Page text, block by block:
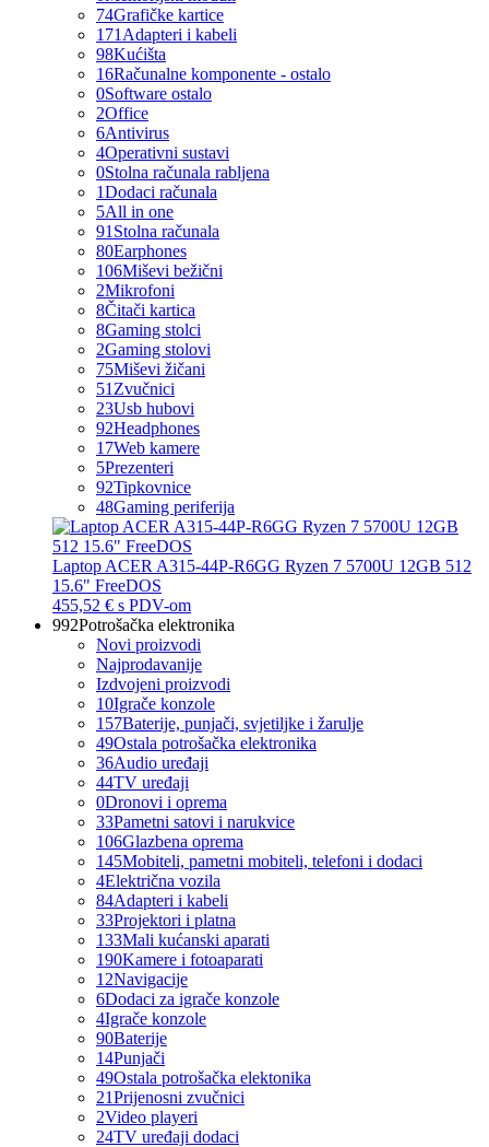
74Grafičke kartice
171 Adapteri i kabeli
98Kućišta
16Računalne komponente - ostalo
0Software ostalo
2Office
6Antivirus
4Operativni sustavi
0Stolna računala rabljena
1Dodaci računala
5All in one
91 Stolna računala
80Earphones
106Miševi bežični
2Mikrofoni
8Čitači kartica
8Gaming stolci
2Gaming stolovi
75Miševi žičani
51 Zvučnici
23Usb hubovi
92Headphones
17Web kamere
5Prezenteri
92Tipkovnice
48Gaming periferija
Laptop ACER A315-44P-R6GG Ryzen 7 5700U 12GB 512
15.6" FreeDOS
455,52 € s PDV-om
992Potrošačka elektronika
Novi proizvodi
Najprodavanije
Izdvojeni proizvodi
10Igrače konzole
157Baterije, punjači, svjetiljke i žarulje
49Ostala potrošačka elektronika
36Audio uređaji
44TV uređaji
0Dronovi i oprema
33Pametni satovi i narukvice
106Glazbena oprema
145Mobiteli, pametni mobiteli, telefoni i dodaci
4Električna vozila
84Adapteri i kabeli
33Projektori i platna
133Mali kućanski aparati
190Kamere i fotoaparati
12Navigacije
6Dodaci za igrače konzole
4Igrače konzole
90Baterije
14Punjači
49Ostala potrošačka elektonika
21Prijenosni zvučnici
2Video playeri
24TV uređaji dodaci